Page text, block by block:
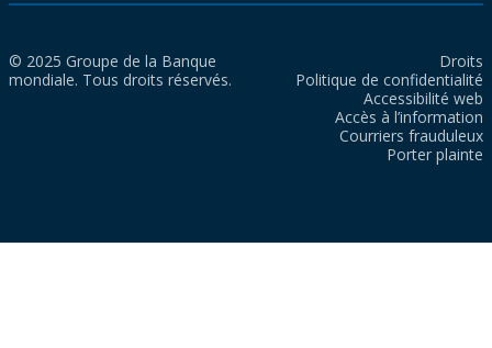
© 2025 Groupe de la Banque
mondiale. Tous droits réservés.
Droits
Politique de confidentialité
Accessibilité web
Accès à l’information
Courriers frauduleux
Porter plainte